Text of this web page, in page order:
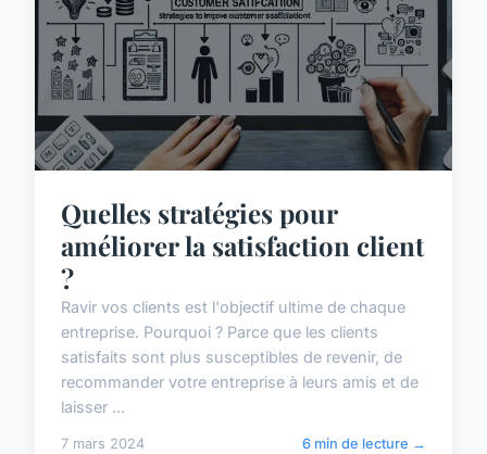
Quelles stratégies pour
améliorer la satisfaction client
?
Ravir vos clients est l'objectif ultime de chaque
entreprise. Pourquoi ? Parce que les clients
satisfaits sont plus susceptibles de revenir, de
recommander votre entreprise à leurs amis et de
laisser ...
7 mars 2024 6 min de lecture →